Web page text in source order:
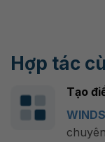
Hợp tác
Tạo